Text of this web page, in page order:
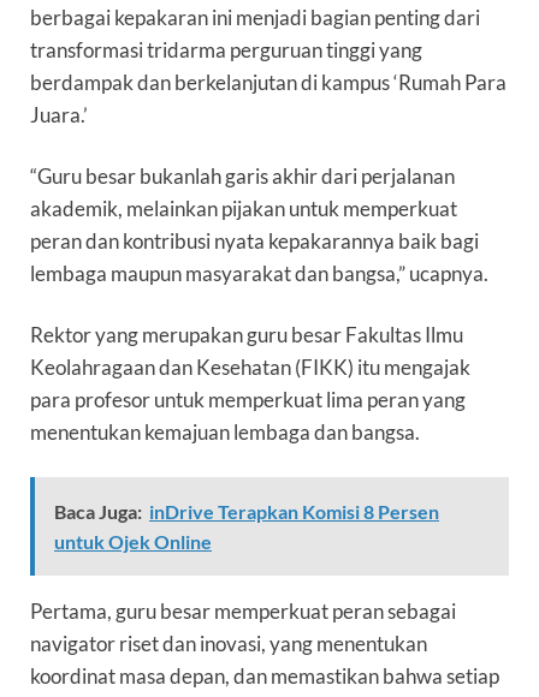
berbagai kepakaran ini menjadi bagian penting dari
transformasi tridarma perguruan tinggi yang
berdampak dan berkelanjutan di kampus ‘Rumah Para
Juara.’
“Guru besar bukanlah garis akhir dari perjalanan
akademik, melainkan pijakan untuk memperkuat
peran dan kontribusi nyata kepakarannya baik bagi
lembaga maupun masyarakat dan bangsa,” ucapnya.
Rektor yang merupakan guru besar Fakultas Ilmu
Keolahragaan dan Kesehatan (FIKK) itu mengajak
para profesor untuk memperkuat lima peran yang
menentukan kemajuan lembaga dan bangsa.
Baca Juga: inDrive Terapkan Komisi 8 Persen
untuk Ojek Online
Pertama, guru besar memperkuat peran sebagai
navigator riset dan inovasi, yang menentukan
koordinat masa depan, dan memastikan bahwa setiap